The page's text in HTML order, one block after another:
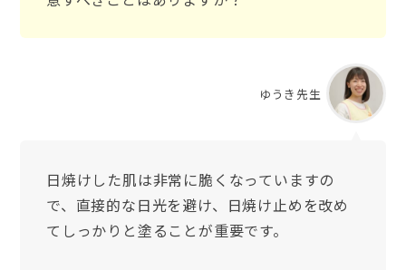
ゆうき先生
日焼けした肌は非常に脆くなっていますの
で、直接的な日光を避け、日焼け止めを改め
てしっかりと塗ることが重要です。